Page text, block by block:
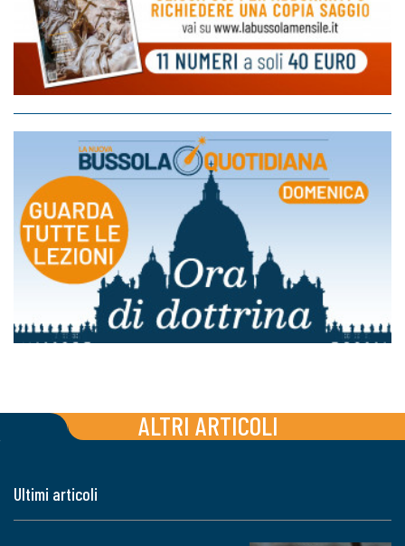
ALTRI ARTICOLI
Ultimi articoli